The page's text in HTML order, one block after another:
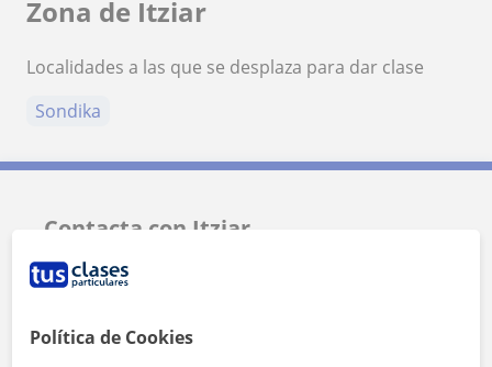
Zona de Itziar
Localidades a las que se desplaza para dar clase
Sondika
Contacta con Itziar
Tarifa
1ª clase gratis
Política de Cookies